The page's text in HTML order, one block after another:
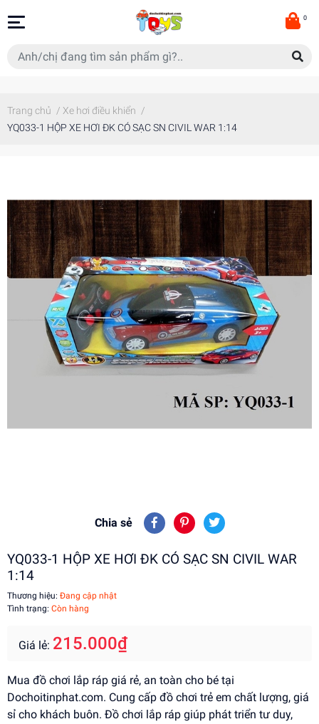
0
Trang chủ / Xe hơi điều khiển /
YQ033-1 HỘP XE HƠI ĐK CÓ SẠC SN CIVIL WAR 1:14
Chia sẻ
YQ033-1 HỘP XE HƠI ĐK CÓ SẠC SN CIVIL WAR
1:14
Thương hiệu: Đang cập nhật
Tình trạng: Còn hàng
Giá lẻ: 215.000₫
Mua đồ chơi lắp ráp giá rẻ, an toàn cho bé tại
Dochoitinphat.com. Cung cấp đồ chơi trẻ em chất lượng, giá
sỉ cho khách buôn. Đồ chơi lắp ráp giúp phát triển tư duy,